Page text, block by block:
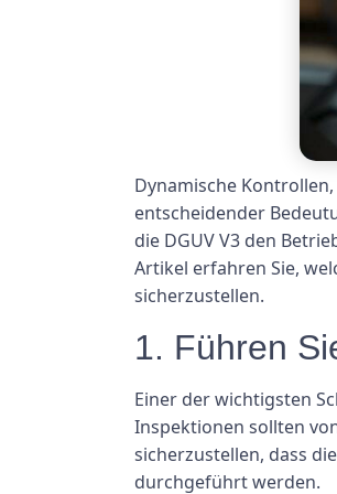
Dynamische
entscheidender
die DGUV V3 den
Artikel erfahren Sie,
sicherzustellen.
1. Führen
Einer der wichtigsten
Inspektionen sollten
sicherzustellen, dass
durchgeführt werden.